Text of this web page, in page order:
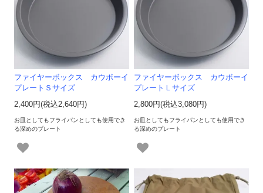
ファイヤーボックス カウボーイ
プレートＳサイズ
2,400円(税込2,640円)
お皿としてもフライパンとしても使用でき
る深めのプレート
ファイヤーボックス カウボーイ
プレートＬサイズ
2,800円(税込3,080円)
お皿としてもフライパンとしても使用でき
る深めのプレート